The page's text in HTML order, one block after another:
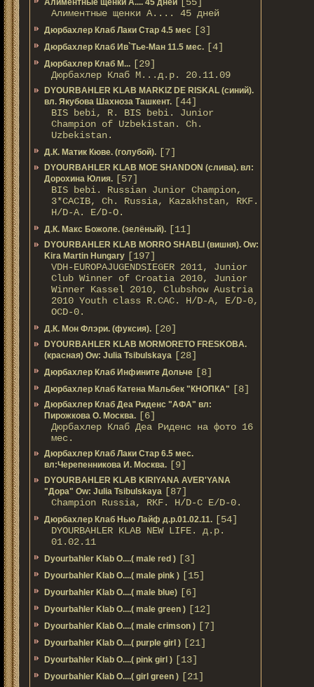
Алиментные щенки А.... 45 дней
Алиментные щенки А.... 45 дней
Дюрбахлер Клаб Лаки Стар 4.5 мес [3]
Дюрбахлер Клаб Ив`Тье-Ман 11.5 мес. [4]
Дюрбахлер Клаб М... [29]
Дюрбахлер Клаб М...д.р. 20.11.09
DYOURBAHLER KLAB MARKIZ DE RISKAL (синий).
вл. Якубова Шахноза Ташкент. [44]
BIS bebi, R. BIS bebi. Junior
Champion of Uzbekistan. Ch.
Uzbekistan.
Д.К. Матик Кюве. (голубой). [7]
DYOURBAHLER KLAB MOE SHANDON (слива). вл:
Дорохина Юлия. [57]
BIS bebi. Russian Junior Champion,
3*САСIB, Ch. Russia, Kazakhstan, RKF.
Н/D-A. E/D-O.
Д.К. Макс Божоле. (зелёный). [11]
DYOURBAHLER KLAB MORRO SHABLI (вишня). Ow:
Kira Martin Hungary [197]
VDH-EUROPAJUGENDSIEGER 2011, Junior
Club Winner of Croatia 2010, Junior
Winner Kassel 2010, Clubshow Austria
2010 Youth class R.CAC. Н/D-A, E/D-0,
OCD-0.
Д.К. Мон Флэри. (фуксия). [20]
DYOURBAHLER KLAB MORMORETO FRESKOBA.
(красная) Ow: Julia Tsibulskaya [28]
Дюрбахлер Клаб Инфините Дольче [8]
Дюрбахлер Клаб Катена Мальбек "КНОПКА" [8]
Дюрбахлер Клаб Деа Риденс "АФА" вл:
Пирожкова О. Москва. [6]
Дюрбахлер Клаб Деа Риденс на фото 16
мес.
Дюрбахлер Клаб Лаки Стар 6.5 мес.
вл:Черепенникова И. Москва. [9]
DYOURBAHLER KLAB KIRIYANA AVER'YANA
"Дора" Ow: Julia Tsibulskaya [87]
Champion Russia, RKF. H/D-С E/D-0.
Дюрбахлер Клаб Нью Лайф д.р.01.02.11. [54]
DYOURBAHLER KLAB NEW LIFE. д.р.
01.02.11
Dyourbahler Klab O....( male red ) [3]
Dyourbahler Klab O....( male pink ) [15]
Dyourbahler Klab O....( male blue) [6]
Dyourbahler Klab O....( male green ) [12]
Dyourbahler Klab O....( male crimson ) [7]
Dyourbahler Klab O....( purple girl ) [21]
Dyourbahler Klab O....( pink girl ) [13]
Dyourbahler Klab O....( girl green ) [21]